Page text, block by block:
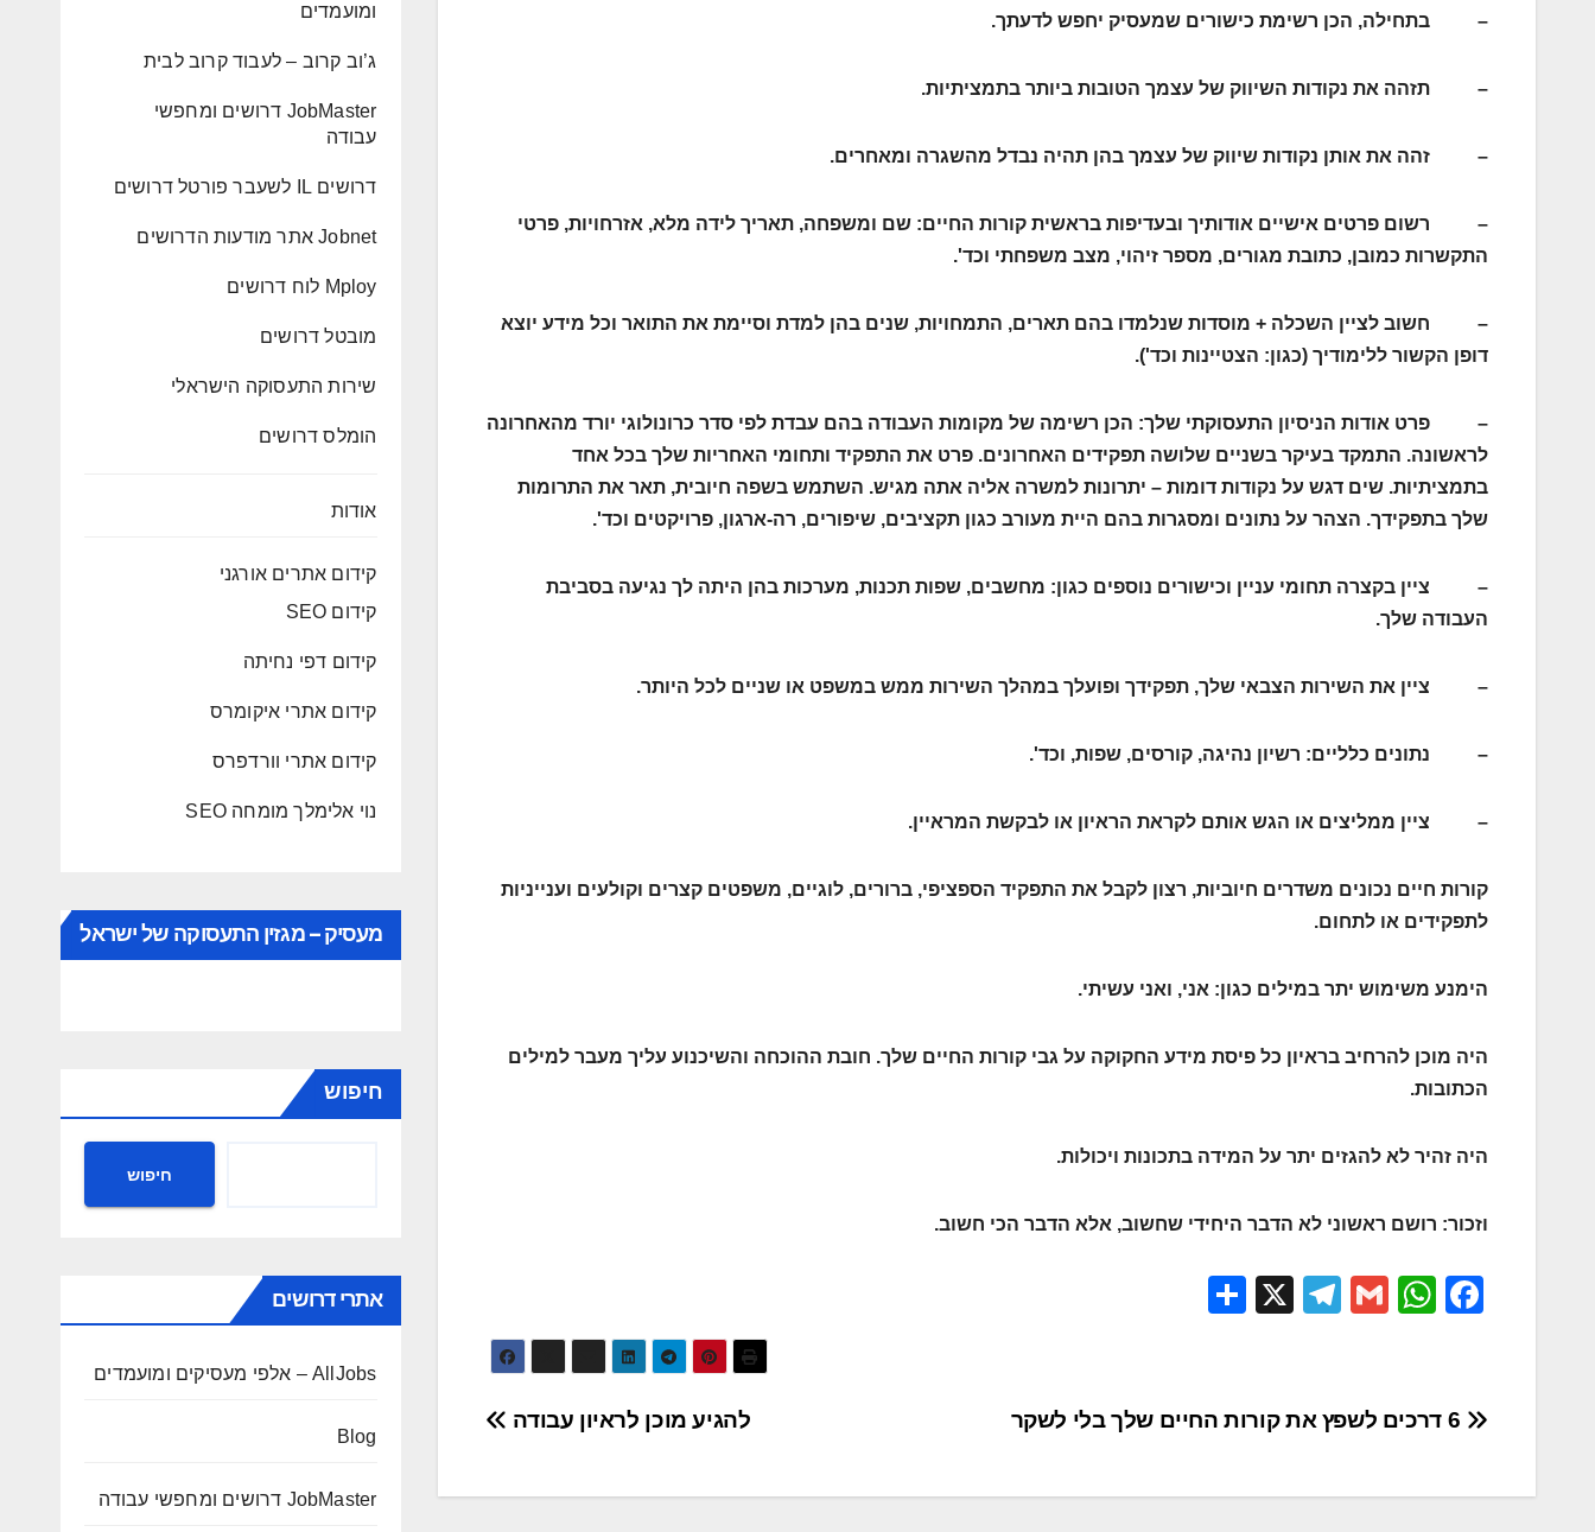
– בתחילה, הכן רשימת כישורים שמעסיק יחפש לדעתך.
– תזהה את נקודות השיווק של עצמך הטובות ביותר בתמציתיות.
– זהה את אותן נקודות שיווק של עצמך בהן תהיה נבדל מהשגרה ומאחרים.
– רשום פרטים אישיים אודותיך ובעדיפות בראשית קורות החיים: שם ומשפחה, תאריך לידה מלא, אזרחויות, פרטי
התקשרות כמובן, כתובת מגורים, מספר זיהוי, מצב משפחתי וכד'.
– חשוב לציין השכלה + מוסדות שנלמדו בהם תארים, התמחויות, שנים בהן למדת וסיימת את התואר וכל מידע יוצא
דופן הקשור ללימודיך (כגון: הצטיינות וכד').
– פרט אודות הניסיון התעסוקתי שלך: הכן רשימה של מקומות העבודה בהם עבדת לפי סדר כרונולוגי יורד מהאחרונה
לראשונה. התמקד בעיקר בשניים שלושה תפקידים האחרונים. פרט את התפקיד ותחומי האחריות שלך בכל אחד
בתמציתיות. שים דגש על נקודות דומות – יתרונות למשרה אליה אתה מגיש. השתמש בשפה חיובית, תאר את התרומות
שלך בתפקידך. הצהר על נתונים ומסגרות בהם היית מעורב כגון תקציבים, שיפורים, רה-ארגון, פרויקטים וכד'.
– ציין בקצרה תחומי עניין וכישורים נוספים כגון: מחשבים, שפות תכנות, מערכות בהן היתה לך נגיעה בסביבת
העבודה שלך.
– ציין את השירות הצבאי שלך, תפקידך ופועלך במהלך השירות ממש במשפט או שניים לכל היותר.
– נתונים כלליים: רשיון נהיגה, קורסים, שפות, וכד'.
– ציין ממליצים או הגש אותם לקראת הראיון או לבקשת המראיין.
קורות חיים נכונים משדרים חיוביות, רצון לקבל את התפקיד הספציפי, ברורים, לוגיים, משפטים קצרים וקולעים וענייניות
לתפקידים או לתחום.
הימנע משימוש יתר במילים כגון: אני, ואני עשיתי.
היה מוכן להרחיב בראיון כל פיסת מידע החקוקה על גבי קורות החיים שלך. חובת ההוכחה והשיכנוע עליך מעבר למילים
הכתובות.
היה זהיר לא להגזים יתר על המידה בתכונות ויכולות.
וזכור: רושם ראשוני לא הדבר היחידי שחשוב, אלא הדבר הכי חשוב.
F
e
o
W
s
p
G
T
gr
m
X
e
ניווט להגיע מוכן לראיון עבודה
ומועמדים
ג’וב קרוב – לעבוד קרוב לבית
JobMaster דרושים ומחפשי
עבודה
דרושים IL לשעבר פורטל דרושים
Jobnet אתר מודעות הדרושים
Mploy לוח דרושים
מובטל דרושים
שירות התעסוקה הישראלי
הומלס דרושים
אודות
קידום אתרים אורגני
קידום SEO
קידום דפי נחיתה
קידום אתרי איקומרס
קידום אתרי וורדפרס
נוי אלימלך מומחה SEO
מעסיק – מגזין התעסוקה של ישראל
חיפוש
חיפוש
אתרי דרושים
AllJobs – אלפי מעסיקים ומועמדים
Blog
JobMaster דרושים ומחפשי עבודה